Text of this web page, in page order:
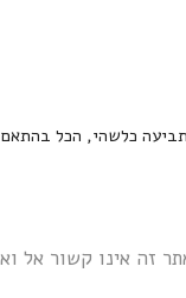
כלשהי, הכל בהתאם